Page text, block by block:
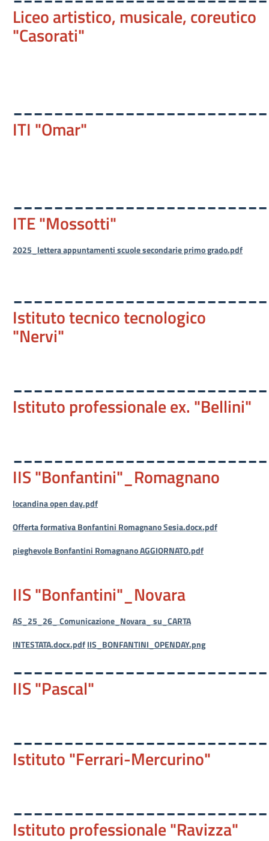
Liceo artistico, musicale, coreutico
"Casorati"
ITI "Omar"
ITE "Mossotti"
2025_lettera appuntamenti scuole secondarie primo grado.pdf
Istituto tecnico tecnologico
"Nervi"
Istituto professionale ex. "Bellini"
IIS "Bonfantini"_Romagnano
locandina open day.pdf
Offerta formativa Bonfantini Romagnano Sesia.docx.pdf
pieghevole Bonfantini Romagnano AGGIORNATO.pdf
IIS "Bonfantini"_Novara
AS_25_26_ Comunicazione_Novara_ su_CARTA
INTESTATA.docx.pdfIIS_BONFANTINI_OPENDAY.png
IIS "Pascal"
Istituto "Ferrari-Mercurino"
Istituto professionale "Ravizza"